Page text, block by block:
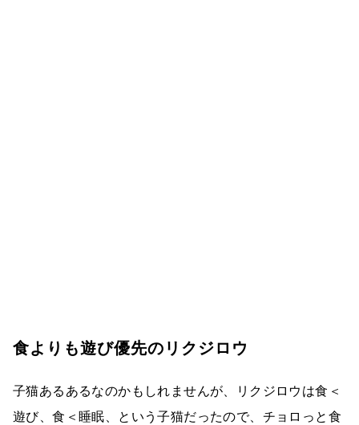
食よりも遊び優先のリクジロウ
子猫あるあるなのかもしれませんが、リクジロウは食＜
遊び、食＜睡眠、という子猫だったので、チョロっと食